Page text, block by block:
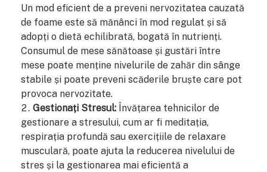
Un mod eficient de a preveni nervozitatea cauzată
de foame este să mănânci în mod regulat și să
adopți o dietă echilibrată, bogată în nutrienți.
Consumul de mese sănătoase și gustări între
mese poate menține nivelurile de zahăr din sânge
stabile și poate preveni scăderile bruște care pot
provoca nervozitate.
Gestionați Stresul: Învățarea tehnicilor de
gestionare a stresului, cum ar fi meditația,
respirația profundă sau exercițiile de relaxare
musculară, poate ajuta la reducerea nivelului de
stres și la gestionarea mai eficientă a